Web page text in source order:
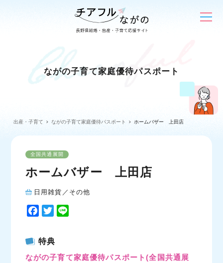
ながの子育て家庭優待パスポート
出産・子育て ながの子育て家庭優待パスポート ホームバザー 上田店
全国共通展開
ホームバザー 上田店
日用雑貨／その他
F
e
b
T
t
t
特典
ながの子育て家庭優待パスポート(全国共通展